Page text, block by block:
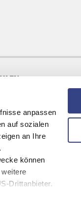
anpassen
auf sozialen
an Ihre
können
Drittanbieter.
Webseiten